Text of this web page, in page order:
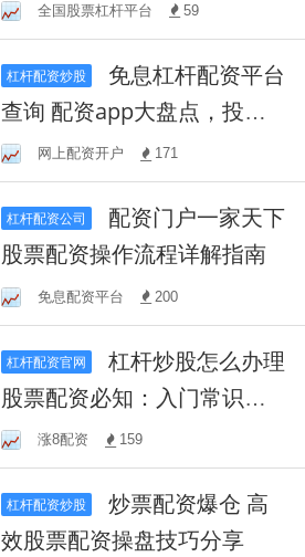
全国股票杠杆平台 59
杠杆配资炒股
查询 配资app大盘点，投资
者必读！
网上配资开户 171
杠杆配资公司
股票配资操作流程详解指南
免息配资平台 200
杠杆配资官网
杠杆炒股怎么办理
股票配资必知：入门常识一
览
涨8配资 159
杠杆配资炒股
炒票配资爆仓 高
效股票配资操盘技巧分享